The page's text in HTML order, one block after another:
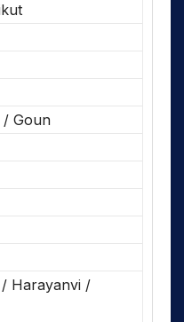
/ Goun
Harayanvi /